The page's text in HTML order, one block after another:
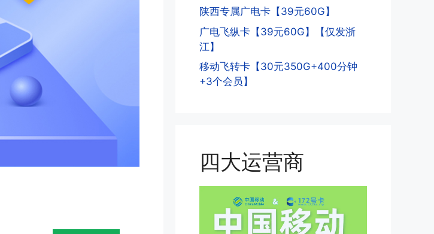
陕西专属广电卡【39元60G】
广电飞纵卡【39元60G】【仅发浙
江】
移动飞转卡【30元350G+400分钟
+3个会员】
四大运营商